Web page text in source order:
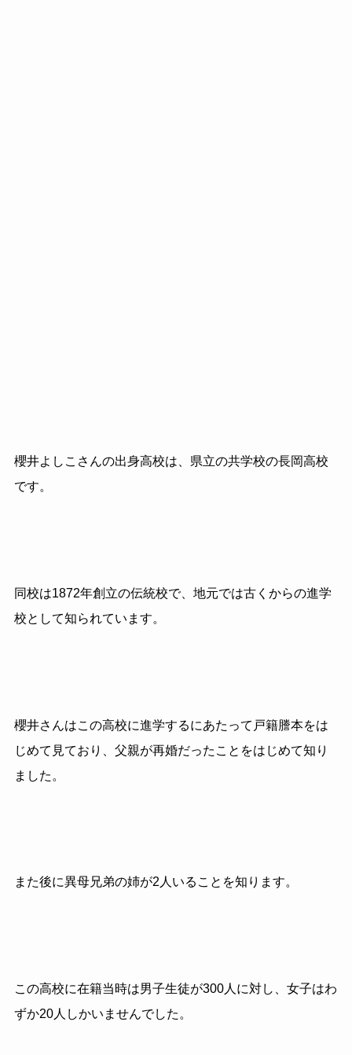
櫻井よしこさんの出身高校は、県立の共学校の長岡高校
です。
同校は1872年創立の伝統校で、地元では古くからの進学
校として知られています。
櫻井さんはこの高校に進学するにあたって戸籍謄本をは
じめて見ており、父親が再婚だったことをはじめて知り
ました。
また後に異母兄弟の姉が2人いることを知ります。
この高校に在籍当時は男子生徒が300人に対し、女子はわ
ずか20人しかいませんでした。